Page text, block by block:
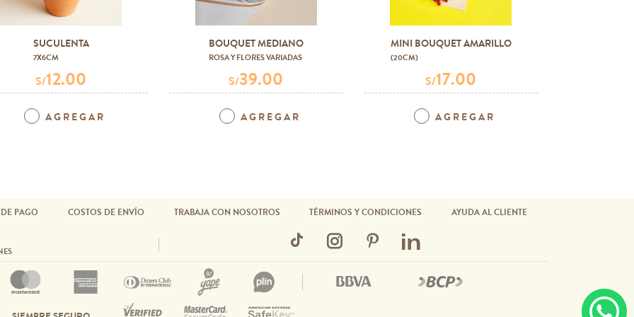
SUCULENTA
7X6CM
S/12.00
AGREGAR
BOUQUET MEDIANO
ROSA Y FLORES VARIADAS
S/39.00
AGREGAR
MINI BOUQUET AMARILLO
(20CM)
S/17.00
AGREGAR
PAGO COSTOS DE ENVÍO TRABAJA CON NOSOTROS TÉRMINOS Y CONDICIONES AYUDA AL CLIENTE